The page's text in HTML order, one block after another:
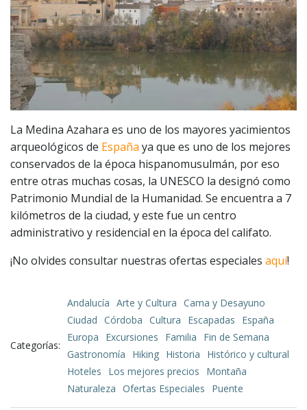
La Medina Azahara es uno de los mayores yacimientos
arqueológicos de España ya que es uno de los mejores
conservados de la época hispanomusulmán, por eso
entre otras muchas cosas, la UNESCO la designó como
Patrimonio Mundial de la Humanidad. Se encuentra a 7
kilómetros de la ciudad, y este fue un centro
administrativo y residencial en la época del califato.
¡No olvides consultar nuestras ofertas especiales aquí!
Categorías:
Andalucía Arte y Cultura Cama y Desayuno
Ciudad Córdoba Cultura Escapadas
España
Europa
Excursiones Familia
Fin de Semana
Gastronomía
Hiking Historia
Histórico y cultural
Hoteles
Los mejores precios
Montaña
Naturaleza Ofertas Especiales Puente